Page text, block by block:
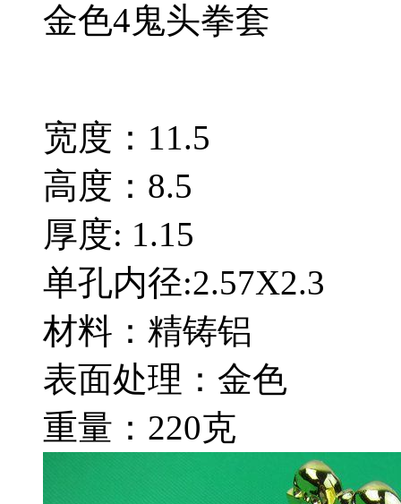
金色4鬼头拳套
宽度：11.5
高度：8.5
厚度: 1.15
单孔内径:2.57X2.3
材料：精铸铝
表面处理：金色
重量：220克